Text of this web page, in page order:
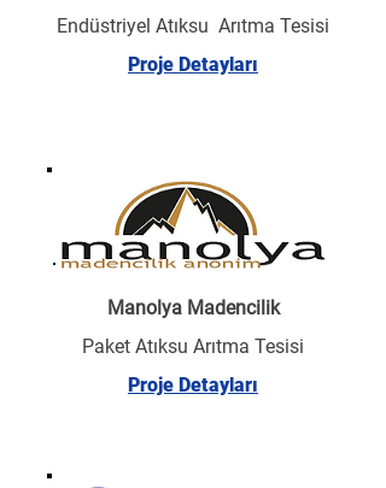
Endüstriyel Atıksu Arıtma Tesisi
Proje Detayları
Manolya Madencilik
Paket Atıksu Arıtma Tesisi
Proje Detayları